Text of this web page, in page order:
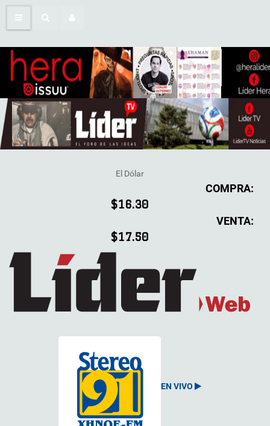
El Dólar
COMPRA:
$16.30
VENTA:
$17.50
EN VIVO